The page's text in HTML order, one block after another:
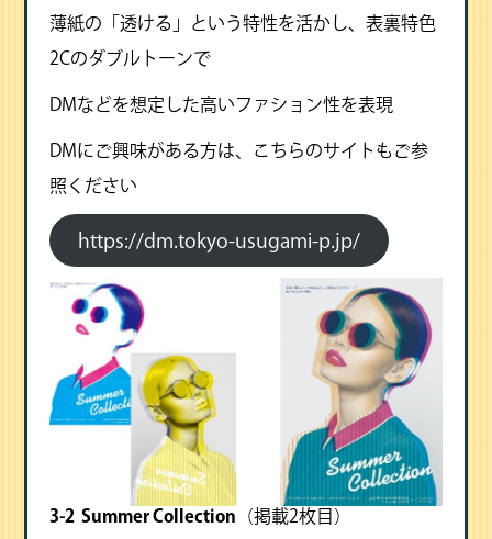
薄紙の「透ける」という特性を活かし、表裏特色
2Cのダブルトーンで
DMなどを想定した高いファション性を表現
DMにご興味がある方は、こちらのサイトもご参
照ください
https://dm.tokyo-usugami-p.jp/
3-2 Summer Collection （掲載2枚目）